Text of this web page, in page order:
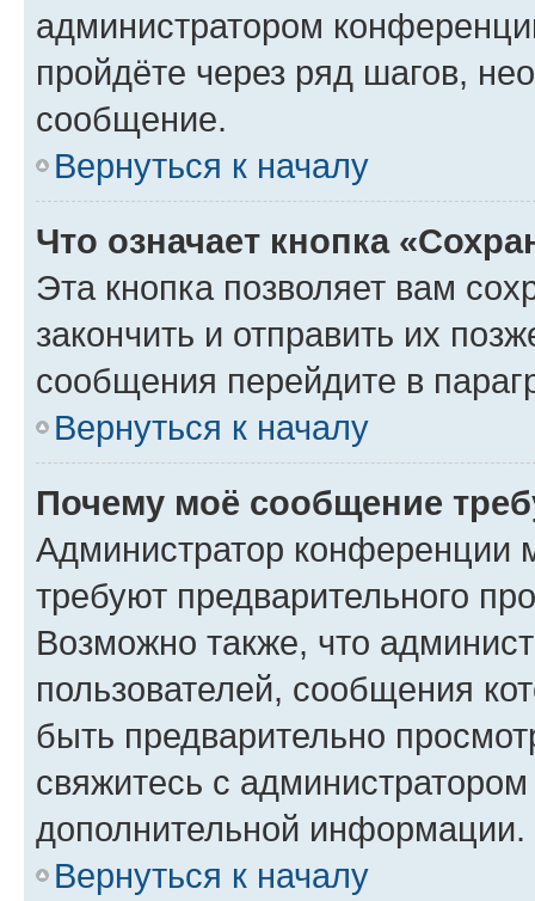
администратором
пройдёте через ряд шагов,
сообщение.
Вернуться к началу
Что означает кнопка
Эта кнопка позволяет вам
закончить и отправить их
сообщения перейдите в
Вернуться к началу
Почему моё сообщение
Администратор конференции
требуют предварительного
Возможно также, что
пользователей, сообщения
быть предварительно
свяжитесь с
дополнительной информации.
Вернуться к началу